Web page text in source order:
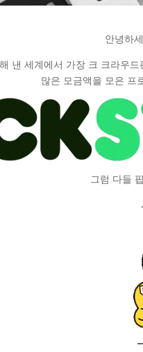
안녕하
낸 세계에서 가장 크 크라우
많은 모금액을 모은 프
그럼 다들